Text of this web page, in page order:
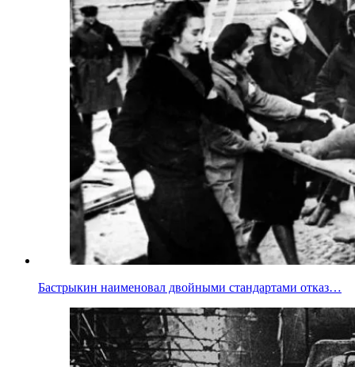
Бастрыкин наименовал двойными стандартами отказ…